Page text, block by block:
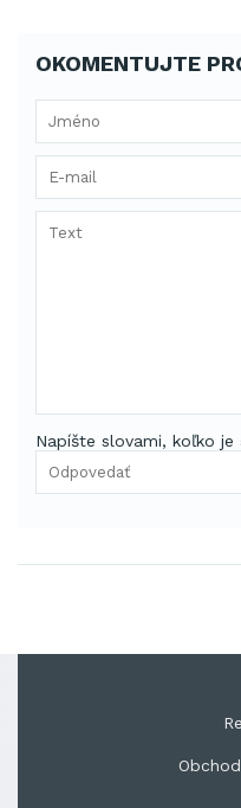
OKOMENTUJTE
Napíšte slovami, koľko je